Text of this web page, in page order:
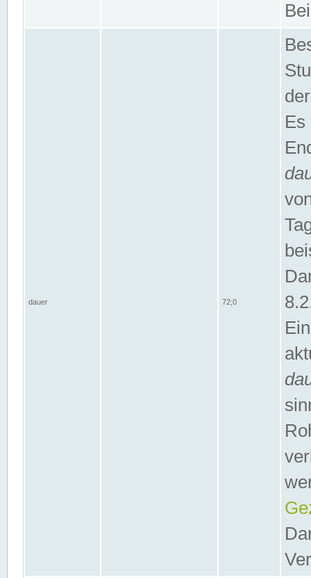
dauer 72;0
Es